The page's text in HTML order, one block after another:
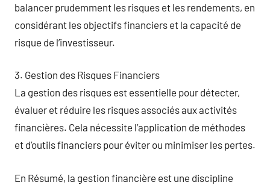
balancer prudemment les risques et les rendements, en
considérant les objectifs financiers et la capacité de
risque de l’investisseur.
3. Gestion des Risques Financiers
La gestion des risques est essentielle pour détecter,
évaluer et réduire les risques associés aux activités
financières. Cela nécessite l’application de méthodes
et d’outils financiers pour éviter ou minimiser les pertes.
En Résumé, la gestion financière est une discipline